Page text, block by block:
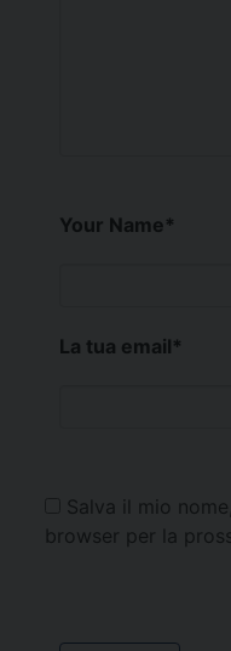
Your Name*
La tua email*
Salva il mio
browser per la